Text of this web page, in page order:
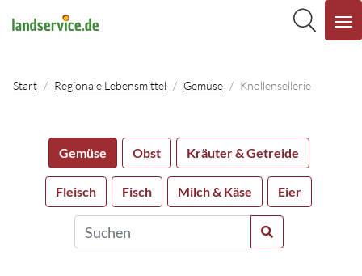
Start Regionale Lebensmittel Gemüse Knollensellerie
Gemüse Obst Kräuter & Getreide
Fleisch Fisch Milch & Käse Eier